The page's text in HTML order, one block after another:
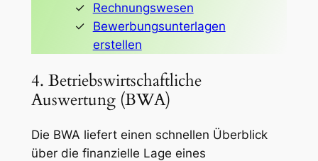
Rechnungswesen
Bewerbungsunterlagen
erstellen
4. Betriebswirtschaftliche
Auswertung (BWA)
Die BWA liefert einen schnellen Überblick
über die finanzielle Lage eines